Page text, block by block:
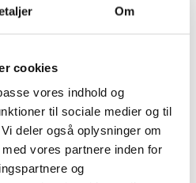
Om
cookies
vores indhold og
til sociale medier og til
deler også oplysninger om
vores partnere inden for
og
teknologi, der giver
mulighed for at udføre